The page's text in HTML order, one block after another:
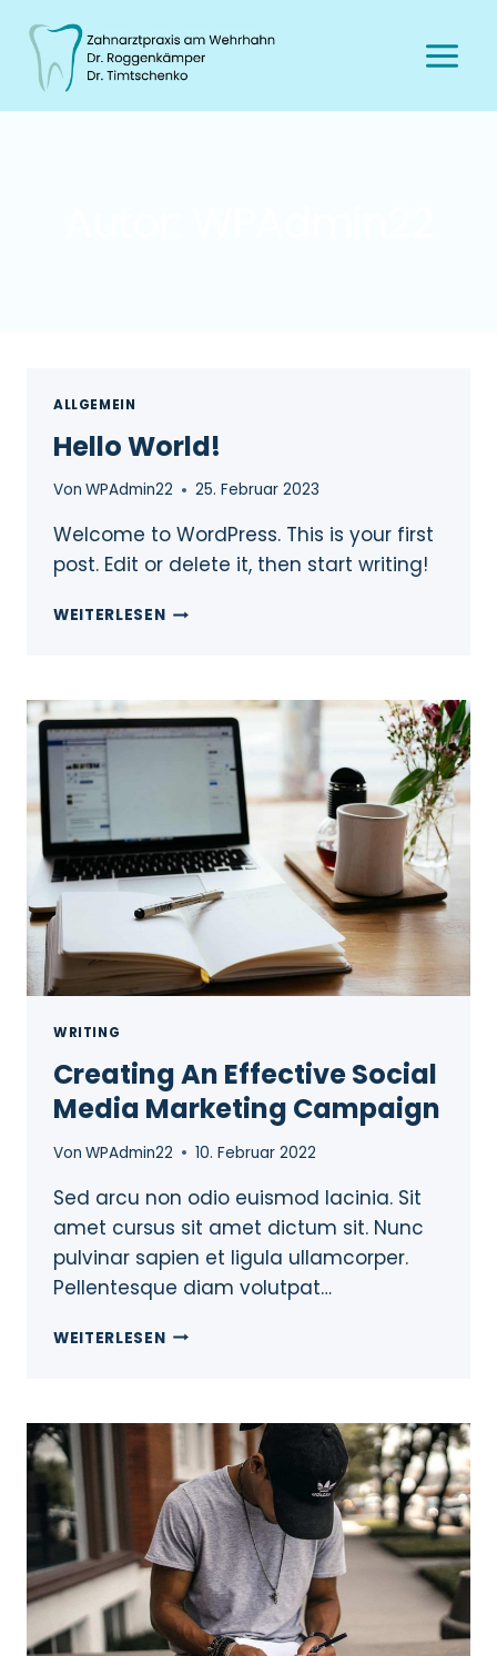
ALLGEMEIN
Hello World!
Von WPAdmin22 25. Februar 2023
Welcome to WordPress. This is your first
post. Edit or delete it, then start writing!
WEITERLESEN
WRITING
Creating An Effective Social
Media Marketing Campaign
Von WPAdmin22 10. Februar 2022
Sed arcu non odio euismod lacinia. Sit
amet cursus sit amet dictum sit. Nunc
pulvinar sapien et ligula ullamcorper.
Pellentesque diam volutpat…
WEITERLESEN